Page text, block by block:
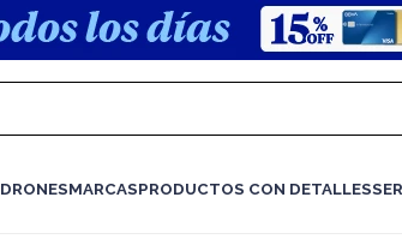
DRONESMARCASPRODUCTOS CON DETALLES